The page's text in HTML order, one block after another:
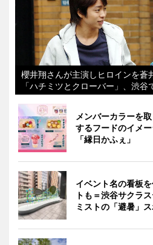
櫻井翔さんが主演しヒロインを蒼
「ハチミツとクローバー」、渋谷
メンバーカラーを
するフードのイメ
「縁日かふぇ」
イベント名の看板
トも＝渋谷サクラ
ミストの「避暑」